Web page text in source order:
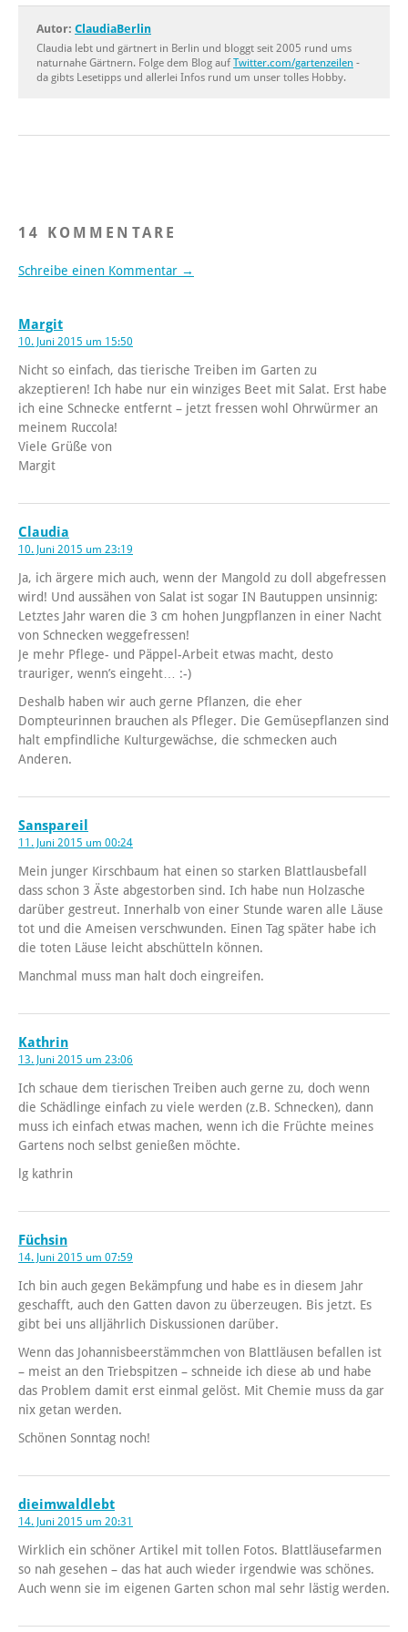
Autor: ClaudiaBerlin
Claudia lebt und gärtnert in Berlin und bloggt seit 2005 rund ums
naturnahe Gärtnern. Folge dem Blog aufTwitter.com/gartenzeilen -
da gibts Lesetipps und allerlei Infos rund um unser tolles Hobby.
14 KOMMENTARE
Schreibe einen Kommentar →
Margit
10. Juni 2015 um 15:50
Nicht so einfach, das tierische Treiben im Garten zu
akzeptieren! Ich habe nur ein winziges Beet mit Salat. Erst habe
ich eine Schnecke entfernt – jetzt fressen wohl Ohrwürmer an
meinem Ruccola!
Viele Grüße von
Margit
Claudia
10. Juni 2015 um 23:19
Ja, ich ärgere mich auch, wenn der Mangold zu doll abgefressen
wird! Und aussähen von Salat ist sogar IN Bautuppen unsinnig:
Letztes Jahr waren die 3 cm hohen Jungpflanzen in einer Nacht
von Schnecken weggefressen!
Je mehr Pflege- und Päppel-Arbeit etwas macht, desto
trauriger, wenn’s eingeht… :-)
Deshalb haben wir auch gerne Pflanzen, die eher
Dompteurinnen brauchen als Pfleger. Die Gemüsepflanzen sind
halt empfindliche Kulturgewächse, die schmecken auch
Anderen.
Sanspareil
11. Juni 2015 um 00:24
Mein junger Kirschbaum hat einen so starken Blattlausbefall
dass schon 3 Äste abgestorben sind. Ich habe nun Holzasche
darüber gestreut. Innerhalb von einer Stunde waren alle Läuse
tot und die Ameisen verschwunden. Einen Tag später habe ich
die toten Läuse leicht abschütteln können.
Manchmal muss man halt doch eingreifen.
Kathrin
13. Juni 2015 um 23:06
Ich schaue dem tierischen Treiben auch gerne zu, doch wenn
die Schädlinge einfach zu viele werden (z.B. Schnecken), dann
muss ich einfach etwas machen, wenn ich die Früchte meines
Gartens noch selbst genießen möchte.
lg kathrin
Füchsin
14. Juni 2015 um 07:59
Ich bin auch gegen Bekämpfung und habe es in diesem Jahr
geschafft, auch den Gatten davon zu überzeugen. Bis jetzt. Es
gibt bei uns alljährlich Diskussionen darüber.
Wenn das Johannisbeerstämmchen von Blattläusen befallen ist
– meist an den Triebspitzen – schneide ich diese ab und habe
das Problem damit erst einmal gelöst. Mit Chemie muss da gar
nix getan werden.
Schönen Sonntag noch!
dieimwaldlebt
14. Juni 2015 um 20:31
Wirklich ein schöner Artikel mit tollen Fotos. Blattläusefarmen
so nah gesehen – das hat auch wieder irgendwie was schönes.
Auch wenn sie im eigenen Garten schon mal sehr lästig werden.